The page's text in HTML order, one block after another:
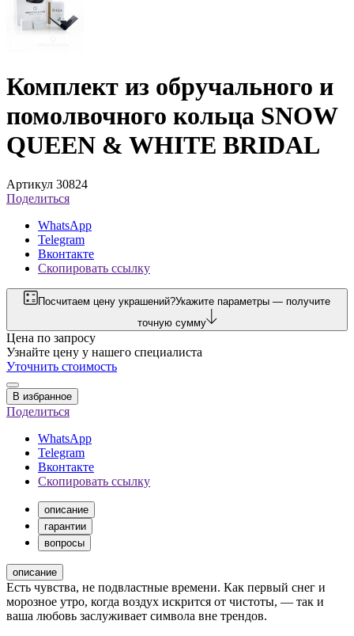
Комплект из обручального и
помолвочного кольца SNOW
QUEEN & WHITE BRIDAL
Артикул 30824
Поделиться
WhatsApp
Telegram
Вконтакте
Скопировать ссылку
Посчитаем цену украшений?Укажите параметры — получите
точную сумму
Цена по запросу
Узнайте цену у нашего специалиста
Уточнить стоимость
В избранное
Поделиться
WhatsApp
Telegram
Вконтакте
Скопировать ссылку
описание
гарантии
вопросы
описание
Есть чувства, не подвластные времени. Как первый снег и
морозное утро, когда воздух искрится от чистоты, — так и
ваша любовь заслуживает символа вне трендов.